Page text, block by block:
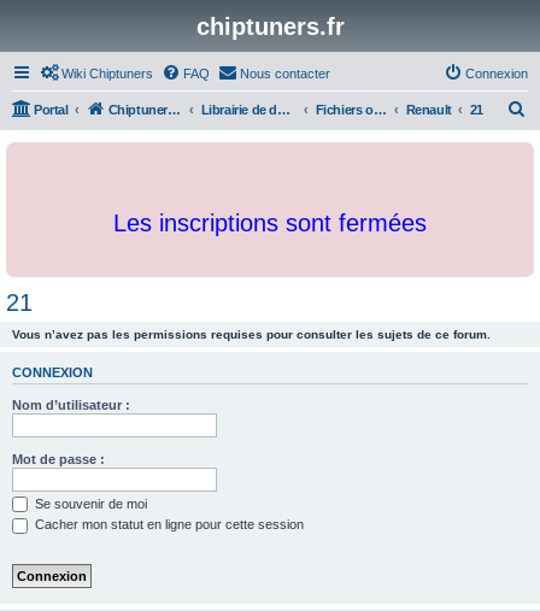
chiptuners.fr
Wiki Chiptuners FAQ Nous contacter Connexion
Portal Chiptuners.fr Librairie de documents et originaux Fichiers originaux Renault 21
c
Les inscriptions sont fermées
21
Vous n’avez pas les permissions requises pour consulter les sujets de ce forum.
CONNEXION
Nom d’utilisateur :
Mot de passe :
Se souvenir de moi
Cacher mon statut en ligne pour cette session